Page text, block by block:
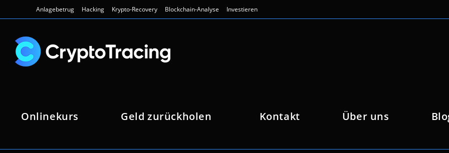
Inhalt
Anlagebetrug Hacking Krypto-Recovery Blockchain-Analyse Investieren
Onlinekurs Geld zurückholen Kontakt Über uns